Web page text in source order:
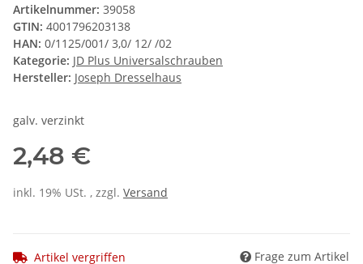
Artikelnummer: 39058
GTIN: 4001796203138
HAN: 0/1125/001/ 3,0/ 12/ /02
Kategorie: JD Plus Universalschrauben
Hersteller: Joseph Dresselhaus
galv. verzinkt
2,48 €
inkl. 19% USt. , zzgl. Versand
Artikel vergriffen Frage zum Artikel